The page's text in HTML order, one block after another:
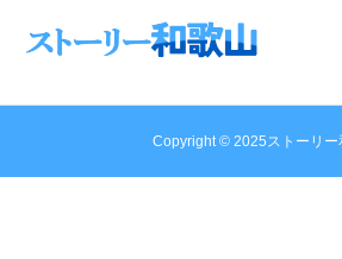
Copyright © 2025ストーリー